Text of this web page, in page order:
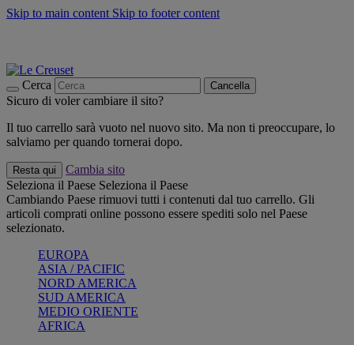
Skip to main content Skip to footer content
Cerca Cancella
Sicuro di voler cambiare il sito?
Il tuo carrello sarà vuoto nel nuovo sito. Ma non ti preoccupare, lo
salviamo per quando tornerai dopo.
Resta qui
Cambia sito
Seleziona il Paese Seleziona il Paese
Cambiando Paese rimuovi tutti i contenuti dal tuo carrello. Gli
articoli comprati online possono essere spediti solo nel Paese
selezionato.
EUROPA
ASIA / PACIFIC
NORD AMERICA
SUD AMERICA
MEDIO ORIENTE
AFRICA